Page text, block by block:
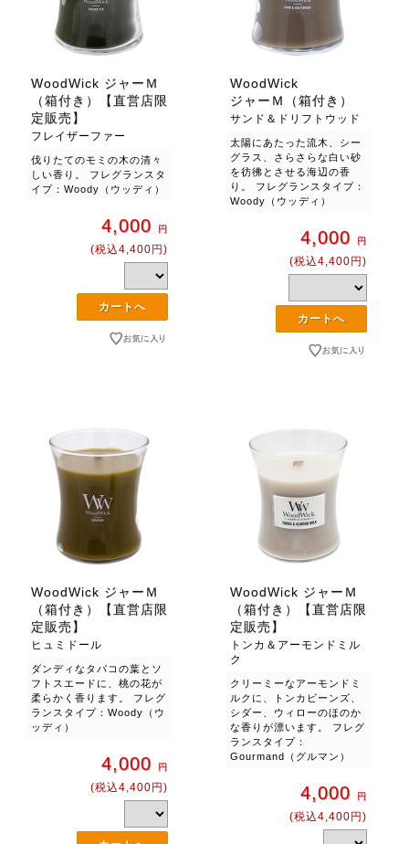
WoodWick ジャーＭ
（箱付き）【直営店限
定販売】
フレイザーファー
伐りたてのモミの木の清々
しい香り。 フレグランスタ
イプ：Woody（ウッディ）
4,000 円
(税込4,400円)
WoodWick
ジャーＭ（箱付き）
サンド＆ドリフトウッド
太陽にあたった流木、シー
グラス、さらさらな白い砂
を彷彿とさせる海辺の香
り。 フレグランスタイプ：
Woody（ウッディ）
4,000 円
(税込4,400円)
WoodWick ジャーＭ
（箱付き）【直営店限
定販売】
ヒュミドール
ダンディなタバコの葉とソ
フトスエードに、桃の花が
柔らかく香ります。 フレグ
ランスタイプ：Woody（ウ
ッディ）
4,000 円
(税込4,400円)
WoodWick ジャーＭ
（箱付き）【直営店限
定販売】
トンカ＆アーモンドミル
ク
クリーミーなアーモンドミ
ルクに、トンカビーンズ、
シダー、ウィローのほのか
な香りが漂います。 フレグ
ランスタイプ：
Gourmand（グルマン）
4,000 円
(税込4,400円)